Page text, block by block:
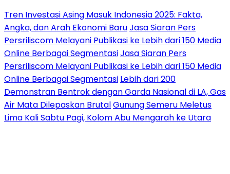
Tren Investasi Asing Masuk Indonesia 2025: Fakta,
Angka, dan Arah Ekonomi BaruJasa Siaran Pers
Persriliscom Melayani Publikasi ke Lebih dari 150 Media
Online Berbagai SegmentasiJasa Siaran Pers
Persriliscom Melayani Publikasi ke Lebih dari 150 Media
Online Berbagai Segmentasi Lebih dari 200
Demonstran Bentrok dengan Garda Nasional di LA, Gas
Air Mata Dilepaskan BrutalGunung Semeru Meletus
Lima Kali Sabtu Pagi, Kolom Abu Mengarah ke Utara